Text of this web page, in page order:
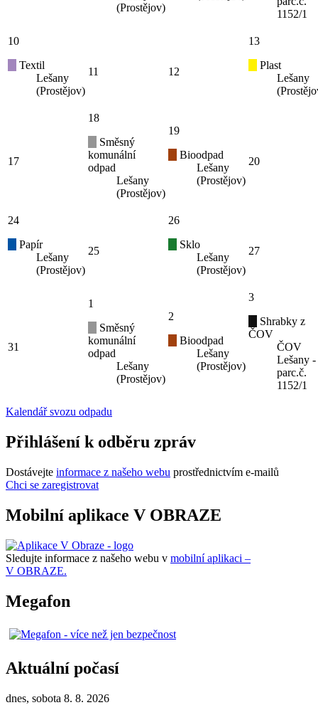
(Prostějov)
1152/1
10
Textil
Lešany
(Prostějov)
11 12
13
Plast
Lešany
17
18
Směsný
komunální
odpad
Lešany
(Prostějov)
19
Bioodpad
Lešany
(Prostějov)
20
24
Papír
Lešany
(Prostějov)
25
26
Sklo
Lešany
(Prostějov)
27
31
1
Směsný
komunální
odpad
Lešany
(Prostějov)
2
Bioodpad
Lešany
(Prostějov)
3
Shrabky z
ČOV
ČOV
Lešany -
parc.č.
1152/1
Kalendář svozu odpadu
Přihlášení k odběru zpráv
Dostávejte informace z našeho webu prostřednictvím e-mailů
Chci se zaregistrovat
Mobilní aplikace V OBRAZE
Sledujte informace z našeho webu v mobilní aplikaci –
V OBRAZE.
Megafon
Aktuální počasí
dnes, sobota 8. 8. 2026